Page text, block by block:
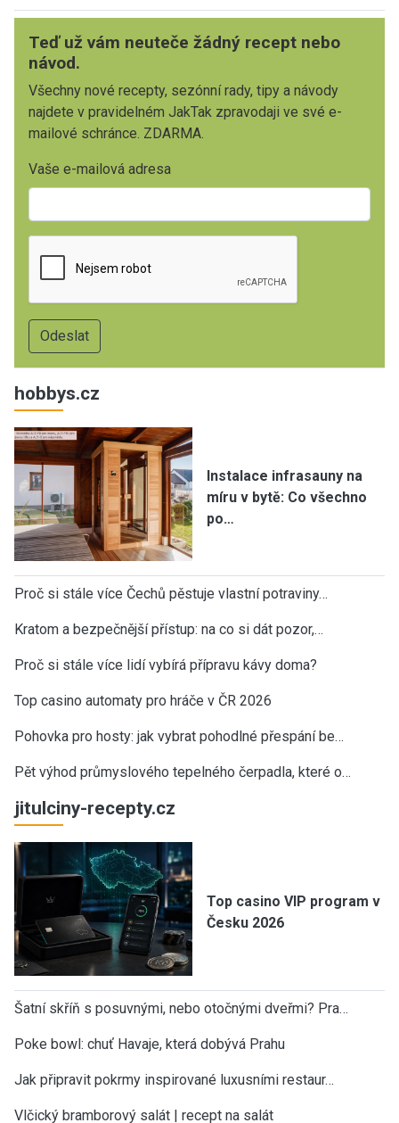
Teď už vám neuteče žádný recept nebo
návod.
Všechny nové recepty, sezónní rady, tipy a návody
najdete v pravidelném JakTak zpravodaji ve své e-
mailové schránce. ZDARMA.
Vaše e-mailová adresa
hobbys.cz
Instalace infrasauny na
míru v bytě: Co všechno
po…
Proč si stále více Čechů pěstuje vlastní potraviny…
Kratom a bezpečnější přístup: na co si dát pozor,…
Proč si stále více lidí vybírá přípravu kávy doma?
Top casino automaty pro hráče v ČR 2026
Pohovka pro hosty: jak vybrat pohodlné přespání be…
Pět výhod průmyslového tepelného čerpadla, které o…
jitulciny-recepty.cz
Top casino VIP program v
Česku 2026
Šatní skříň s posuvnými, nebo otočnými dveřmi? Pra…
Poke bowl: chuť Havaje, která dobývá Prahu
Jak připravit pokrmy inspirované luxusními restaur…
Vlčický bramborový salát | recept na salát